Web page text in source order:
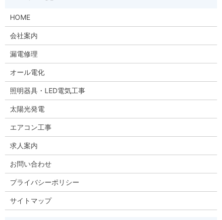
HOME
会社案内
漏電修理
オール電化
照明器具・LED電気工事
太陽光発電
エアコン工事
求人案内
お問い合わせ
プライバシーポリシー
サイトマップ